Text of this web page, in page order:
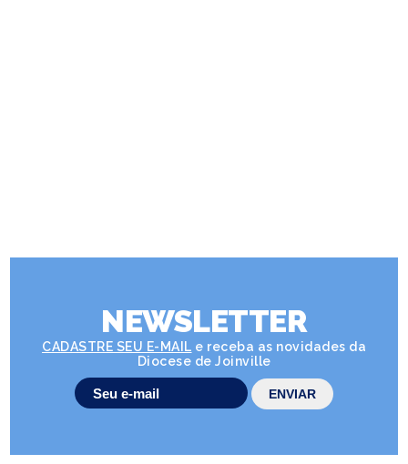
NEWSLETTER
CADASTRE SEU E-MAIL e receba as novidades da
Diocese de Joinville